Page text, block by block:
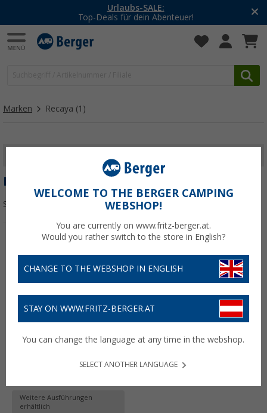
Urlaubs-SALE:
Top-Deals für dein Abenteuer!
Marken Recaya (1)
RECAYA
Sortieren:
39,99€
Weitere Ausführungen
erhältlich
WELCOME TO THE BERGER CAMPING
WEBSHOP!
You are currently on www.fritz-berger.at.
Would you rather switch to the store in English?
CHANGE TO THE WEBSHOP IN ENGLISH
STAY ON WWW.FRITZ-BERGER.AT
You can change the language at any time in the webshop.
SELECT ANOTHER LANGUAGE